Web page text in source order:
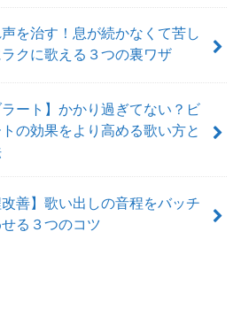
を治す！息が続かなくて苦し
クに歌える３つの裏ワザ
ラート】かかり過ぎてない？ビ
の効果をより高める歌い方と
改善】歌い出しの音程をバッチ
せる３つのコツ